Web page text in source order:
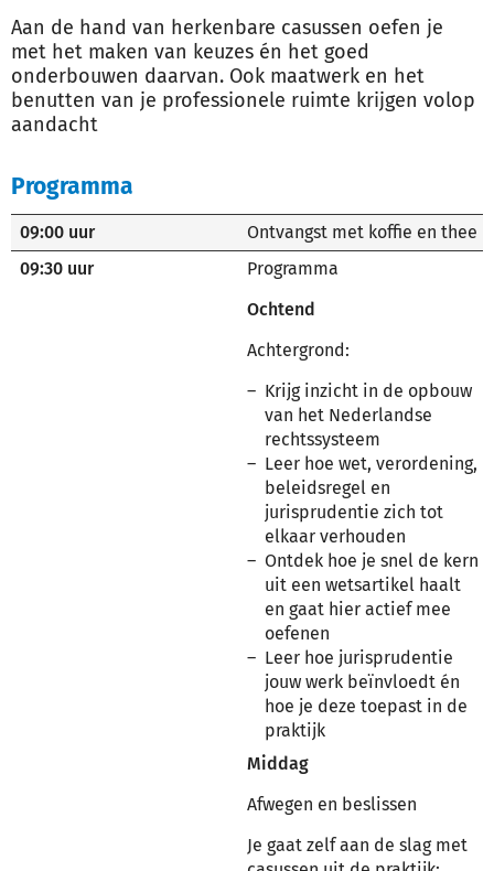
Aan de hand van herkenbare casussen oefen je
met het maken van keuzes én het goed
onderbouwen daarvan. Ook maatwerk en het
benutten van je professionele ruimte krijgen volop
aandacht
Programma
09:00 uur
Ontvangst met koffie en thee
09:30 uur
Programma
Ochtend
Achtergrond:
Krijg inzicht in de opbouw
van het Nederlandse
rechtssysteem
Leer hoe wet, verordening,
beleidsregel en
jurisprudentie zich tot
elkaar verhouden
Ontdek hoe je snel de kern
uit een wetsartikel haalt
en gaat hier actief mee
oefenen
Leer hoe jurisprudentie
jouw werk beïnvloedt én
hoe je deze toepast in de
praktijk
Middag
Afwegen en beslissen
Je gaat zelf aan de slag met